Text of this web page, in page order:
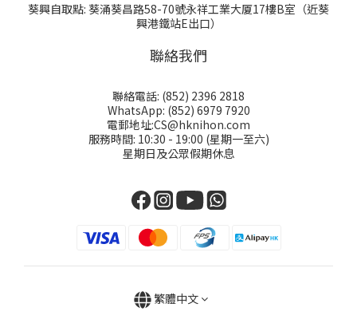
葵興自取點: 葵涌葵昌路58-70號永祥工業大厦17樓B室（近葵
興港鐵站E出口）
聯絡我們
聯絡電話: (852) 2396 2818
WhatsApp: (852) 6979 7920
電郵地址:CS@hknihon.com
服務時間: 10:30 - 19:00 (星期一至六)
星期日及公眾假期休息
繁體中文